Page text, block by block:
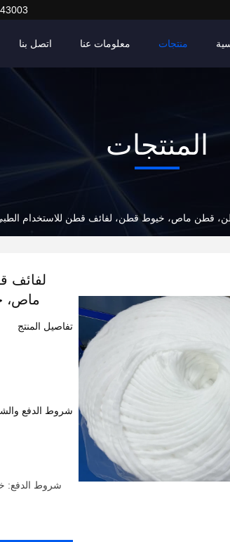
منتجات معلومات عنا اتصل بنا
المنتجات
ماص،
تفاصيل المنتج
شروط الدفع